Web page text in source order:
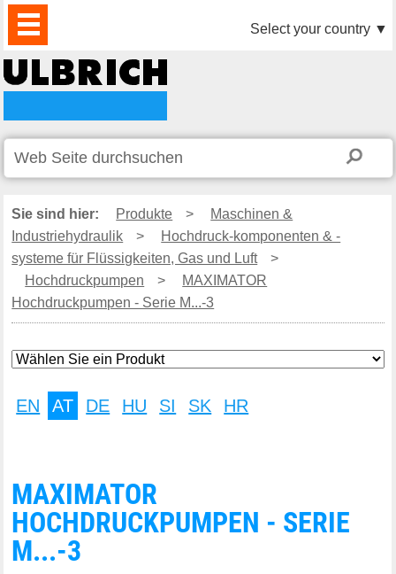
PRODUKTE
AKTUELLES
DOWNLOAD
VIDEO
PARTNER
UNTERNEHMEN
KONTAKTE Select your country ▼
Sie sind hier: Produkte >
Maschinen &
Industriehydraulik
>
Hochdruck-komponenten & -
systeme für Flüssigkeiten, Gas und Luft
>
Hochdruckpumpen
>
MAXIMATOR
Hochdruckpumpen - Serie M...-3
EN AT DE HU SI SK HR
MAXIMATOR
HOCHDRUCKPUMPEN - SERIE
M...-3